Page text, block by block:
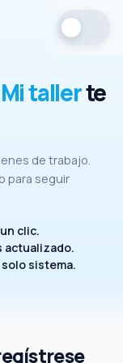
Mi tallerte
de trabajo.
para seguir
clic.
actualizado.
sistema.